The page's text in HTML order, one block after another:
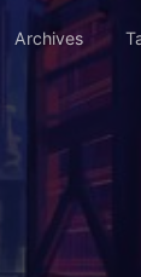
Archives